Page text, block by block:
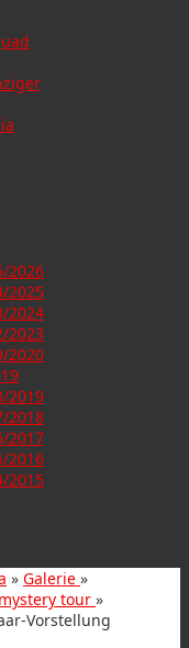
2026
2025
2024
2023
2020
2019
2018
2017
2016
2015
» Galerie »
tour »
Vorstellung